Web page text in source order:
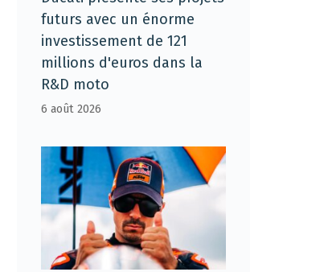
futurs avec un énorme
investissement de 121
millions d'euros dans la
R&D moto
6 août 2026